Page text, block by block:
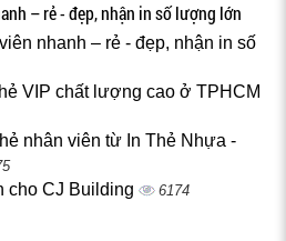
– rẻ - đẹp, nhận in số lượng lớn
nhanh – rẻ - đẹp, nhận in số
VIP chất lượng cao ở TPHCM
nhân viên từ In Thẻ Nhựa -
cho CJ Building 6174